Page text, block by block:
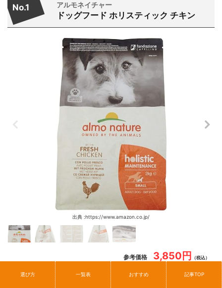
No.1 アルモネイチャー
ドッグフード ホリスティック チキン
出典 :https://www.amazon.co.jp/
参考価格 3,850円 （税込）
Amazonで詳細を見る
選び方 一覧表 おすすめ 記事TOP